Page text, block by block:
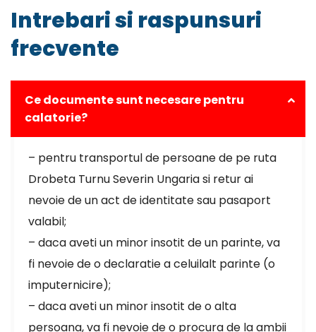
Intrebari si raspunsuri
frecvente
Ce documente sunt necesare pentru
calatorie?
– pentru transportul de persoane de pe ruta
Drobeta Turnu Severin Ungaria si retur ai
nevoie de un act de identitate sau pasaport
valabil;
– daca aveti un minor insotit de un parinte, va
fi nevoie de o declaratie a celuilalt parinte (o
imputernicire);
– daca aveti un minor insotit de o alta
persoana, va fi nevoie de o procura de la ambii